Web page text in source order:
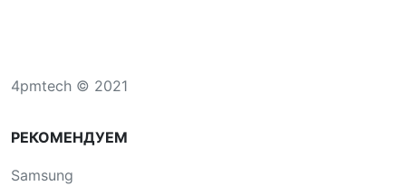
4pmtech © 2021
РЕКОМЕНДУЕМ
Samsung